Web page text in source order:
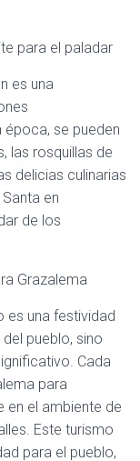
para el paladar
es una
se pueden
las rosquillas de
delicias culinarias
en
de los
Grazalema
es una festividad
pueblo, sino
Cada
para
en el ambiente de
Este turismo
para el pueblo,